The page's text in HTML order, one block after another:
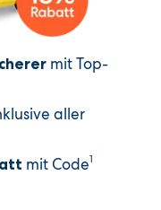
mit Top-
aller
mit Code1